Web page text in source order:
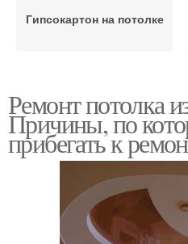
Гипсокартон на потолке
Ремонт потолка
Причины, по
прибегать к